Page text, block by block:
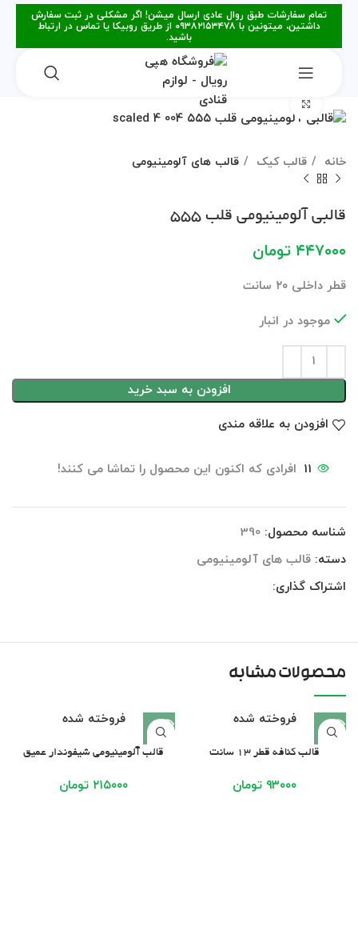
تمام سفارشات طبق روال عادی ارسال میشن! اگر مشکلی در ثبت سفارش
داشتین، میتونین با ۰۹۳۸۲۱۵۳۴۷۸ از طریق روبیکا یا تماس در ارتباط
باشید.
برای بزرگنمایی کلیک کنید
خانه قالب کیک قالب های آلومینیومی
قالبی آلومینیومی قلب ۵۵۵
۴۴۷۰۰۰ تومان
قطر داخلی ۲۰ سانت
موجود در انبار
افزودن به سبد خرید
افزودن به علاقه مندی
11 افرادی که اکنون این محصول را تماشا می کنند!
شناسه محصول: 390
دسته: قالب های آلومینیومی
اشتراک گذاری:
محصولات مشابه
فروخته شده
قالب کنافه قطر 13 سانت
۹۳۰۰۰ تومان
فروخته شده
قالب آلومینیومی شیفوندار عمیق
۲۱۵۰۰۰ تومان